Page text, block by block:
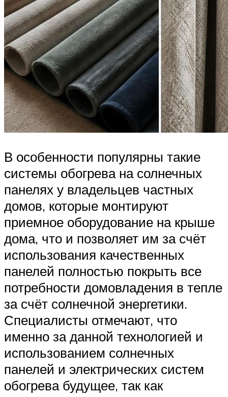
В особенности популярны такие
системы обогрева на солнечных
панелях у владельцев частных
домов, которые монтируют
приемное оборудование на крыше
дома, что и позволяет им за счёт
использования качественных
панелей полностью покрыть все
потребности домовладения в тепле
за счёт солнечной энергетики.
Специалисты отмечают, что
именно за данной технологией и
использованием солнечных
панелей и электрических систем
обогрева будущее, так как